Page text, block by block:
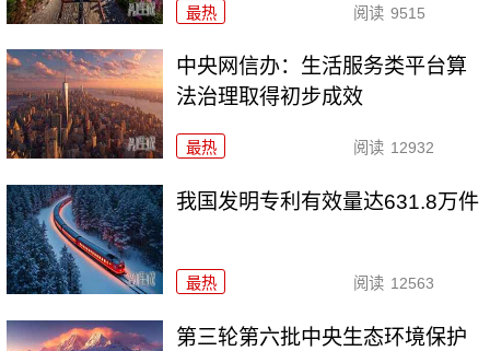
最热 阅读 9515
中央网信办：生活服务类平台算
法治理取得初步成效
最热 阅读 12932
我国发明专利有效量达631.8万件
最热 阅读 12563
第三轮第六批中央生态环境保护